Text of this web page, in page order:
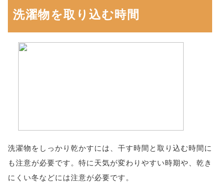
洗濯物を取り込む時間
洗濯物をしっかり乾かすには、干す時間と取り込む時間に
も注意が必要です。特に天気が変わりやすい時期や、乾き
にくい冬などには注意が必要です。